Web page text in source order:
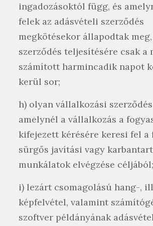
ingadozásoktól függ, és
felek az adásvételi szerződés
megkötésekor állapodtak
szerződés teljesítésére csak a
számított harmincadik napot
kerül sor;
h) olyan vállalkozási
amelynél a vállalkozás a
kifejezett kérésére keresi fel a
sürgős javítási vagy
munkálatok elvégzése céljából;
i) lezárt csomagolású hang-,
képfelvétel, valamint
szoftver példányának